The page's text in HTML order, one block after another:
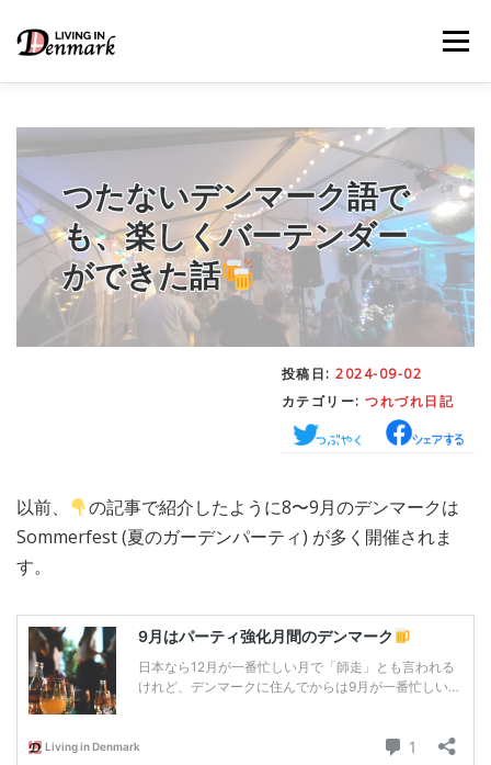
メニュー
FOOD– ごはん事情
STUDY– 留学関連情報
WORK– デンマークの働き方
– 日本人の考察
MEDIA– メディア掲載 TRAVEL– 旅行
ABOUT US- サイトについて
つたないデンマーク語で
も、楽しくバーテンダー
ができた話
投稿日:2024-09-02
カテゴリー:つれづれ日記
以前、
の記事で紹介したように8〜9月のデンマークは
Sommerfest (夏のガーデンパーティ) が多く開催されま
す。